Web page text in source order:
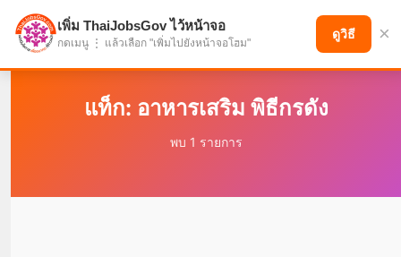
แบ่งปันโอกาส เพื่ออนาคตที่ก้าวหน้า
แท็ก: อาหารเสริม พิธีกรดัง
พบ 1 รายการ
เพิ่ม ThaiJobsGov ไว้หน้าจอ
กดเมนู ⋮ แล้วเลือก "เพิ่มไปยังหน้าจอโฮม"
ดูวิธี ×